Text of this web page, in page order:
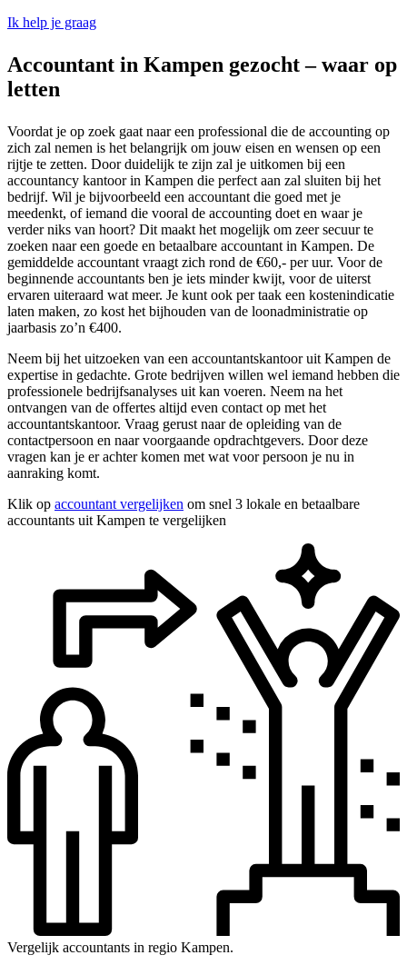
Ik help je graag
Accountant in Kampen gezocht – waar op
letten
Voordat je op zoek gaat naar een professional die de accounting op
zich zal nemen is het belangrijk om jouw eisen en wensen op een
rijtje te zetten. Door duidelijk te zijn zal je uitkomen bij een
accountancy kantoor in Kampen die perfect aan zal sluiten bij het
bedrijf. Wil je bijvoorbeeld een accountant die goed met je
meedenkt, of iemand die vooral de accounting doet en waar je
verder niks van hoort? Dit maakt het mogelijk om zeer secuur te
zoeken naar een goede en betaalbare accountant in Kampen. De
gemiddelde accountant vraagt zich rond de €60,- per uur. Voor de
beginnende accountants ben je iets minder kwijt, voor de uiterst
ervaren uiteraard wat meer. Je kunt ook per taak een kostenindicatie
laten maken, zo kost het bijhouden van de loonadministratie op
jaarbasis zo’n €400.
Neem bij het uitzoeken van een accountantskantoor uit Kampen de
expertise in gedachte. Grote bedrijven willen wel iemand hebben die
professionele bedrijfsanalyses uit kan voeren. Neem na het
ontvangen van de offertes altijd even contact op met het
accountantskantoor. Vraag gerust naar de opleiding van de
contactpersoon en naar voorgaande opdrachtgevers. Door deze
vragen kan je er achter komen met wat voor persoon je nu in
aanraking komt.
Klik op accountant vergelijken om snel 3 lokale en betaalbare
accountants uit Kampen te vergelijken
Vergelijk accountants in regio Kampen.